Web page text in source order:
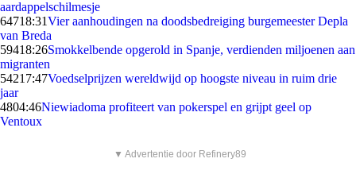
aardappelschilmesje
64718:31Vier aanhoudingen na doodsbedreiging burgemeester Depla
van Breda
59418:26Smokkelbende opgerold in Spanje, verdienden miljoenen aan
migranten
54217:47Voedselprijzen wereldwijd op hoogste niveau in ruim drie
jaar
4804:46Niewiadoma profiteert van pokerspel en grijpt geel op
Ventoux
▼ Advertentie door Refinery89